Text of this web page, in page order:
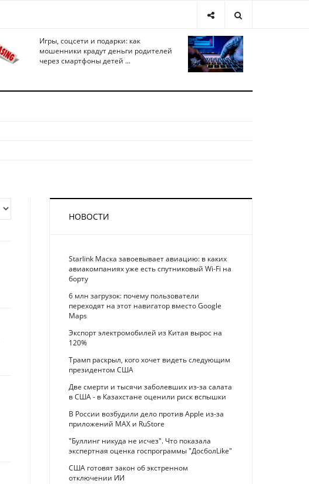
Игры, соцсети и подарки: как
мошенники крадут деньги родителей
через смартфоны детей ...
НОВОСТИ
Starlink Маска завоевывает авиацию: в каких
авиакомпаниях уже есть спутниковый Wi-Fi на
борту
6 млн загрузок: почему пользователи
переходят на этот навигатор вместо Google
Maps
Экспорт электромобилей из Китая вырос на
120%
Трамп раскрыл, кого хочет видеть следующим
президентом США
Две смерти и тысячи заболевших из-за салата
в США - в Казахстане оценили риск вспышки
В России возбудили дело против Apple из-за
приложений MAX и RuStore
"Буллинг никуда не исчез". Что показала
экспертная оценка госпрограммы "ДосболLike"
США готовят закон об экстренном
отключении ИИ